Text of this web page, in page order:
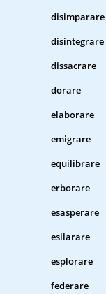
disimparare
disintegrare
dissacrare
dorare
elaborare
emigrare
equilibrare
erborare
esasperare
esilarare
esplorare
federare